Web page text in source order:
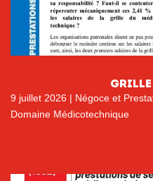
9 juillet 2026 | Négoce et
Domaine Médicotechnique